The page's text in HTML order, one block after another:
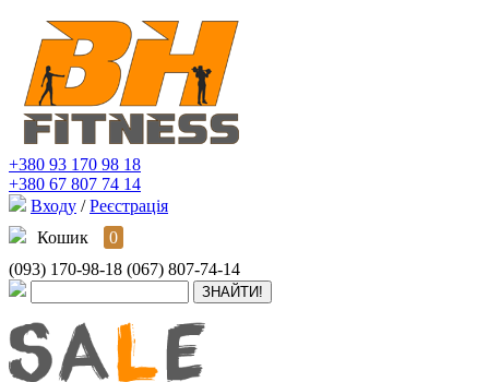
+380 93 170 98 18
+380 67 807 74 14
Входу / Реєстрація
Кошик
0
(093) 170-98-18 (067) 807-74-14